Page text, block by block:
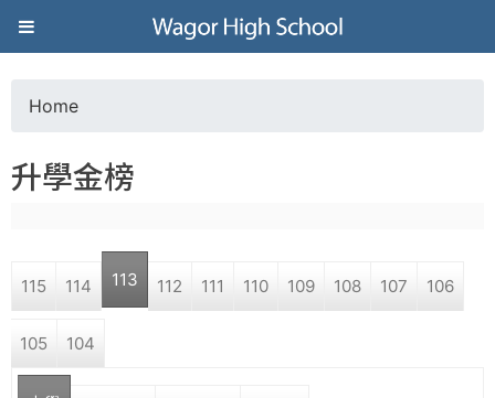
Jump to navigation
葳
格
高
學
o
a
r
Home
升學金榜
115 114 113 112 111 110 109 108 107 106
105 104